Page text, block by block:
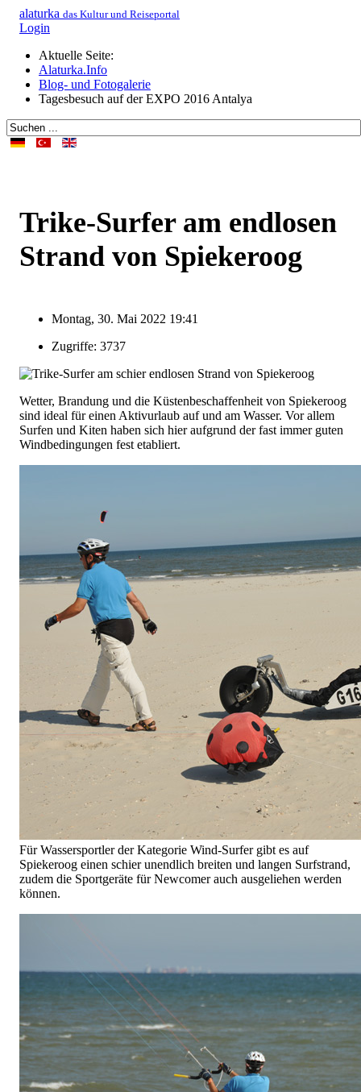
alaturka das Kultur und Reiseportal
Login
Aktuelle Seite:
Alaturka.Info
Blog- und Fotogalerie
Tagesbesuch auf der EXPO 2016 Antalya
Trike-Surfer am endlosen
Strand von Spiekeroog
Montag, 30. Mai 2022 19:41
Zugriffe: 3737
Wetter, Brandung und die Küstenbeschaffenheit von Spiekeroog
sind ideal für einen Aktivurlaub auf und am Wasser. Vor allem
Surfen und Kiten haben sich hier aufgrund der fast immer guten
Windbedingungen fest etabliert.
Für Wassersportler der Kategorie Wind-Surfer gibt es auf
Spiekeroog einen schier unendlich breiten und langen Surfstrand,
zudem die Sportgeräte für Newcomer auch ausgeliehen werden
können.